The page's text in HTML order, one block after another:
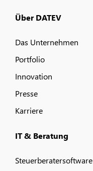
Über DATEV
Das Unternehmen
Portfolio
Innovation
Presse
Karriere
IT & Beratung
Steuerberatersoftware